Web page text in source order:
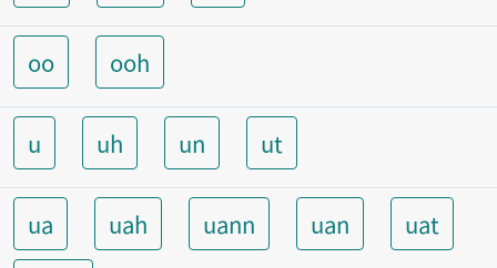
oo ooh
u uh un ut
ua uah uann uan
uat